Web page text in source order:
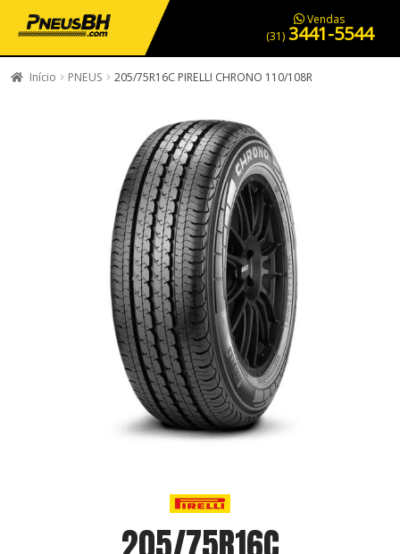
PNEUS EM OFERTA SERVIÇOS AUTOMOTIVOS NOSSA LOJA
Vendas
(31) 3441-5544
Início PNEUS 205/75R16C PIRELLI CHRONO 110/108R